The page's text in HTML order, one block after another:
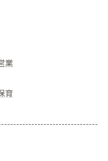
業
育